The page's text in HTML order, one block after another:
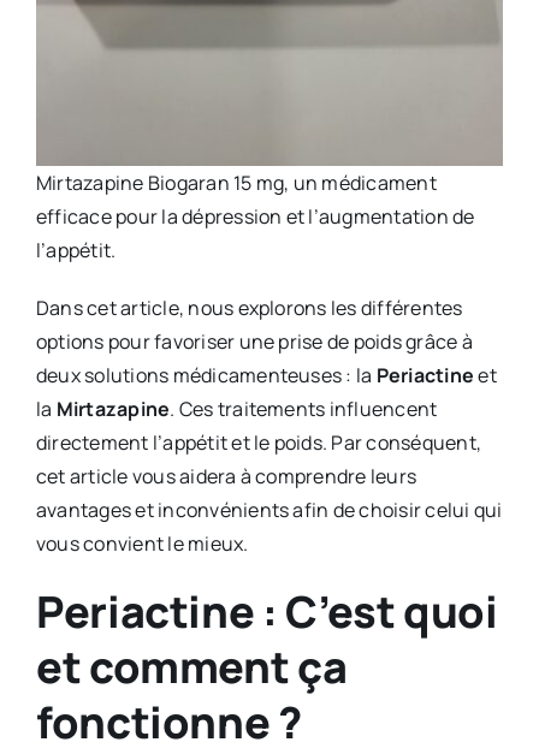
Mirtazapine Biogaran 15 mg, un médicament
efficace pour la dépression et l’augmentation de
l’appétit.
Dans cet article, nous explorons les différentes
options pour favoriser une prise de poids grâce à
deux solutions médicamenteuses : la Periactineet
la Mirtazapine. Ces traitements influencent
directement l’appétit et le poids. Par conséquent,
cet article vous aidera à comprendre leurs
avantages et inconvénients afin de choisir celui qui
vous convient le mieux.
Periactine : C’est quoi
et comment ça
fonctionne ?